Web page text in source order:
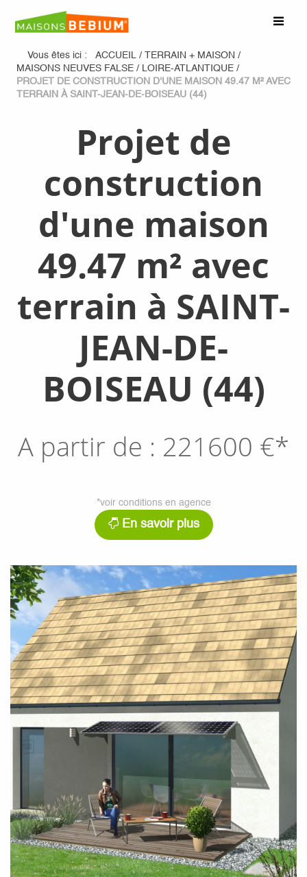
Vous êtes ici : ACCUEIL / TERRAIN + MAISON /
MAISONS NEUVES FALSE / LOIRE-ATLANTIQUE /
PROJET DE CONSTRUCTION D'UNE MAISON 49.47 M² AVEC
TERRAIN À SAINT-JEAN-DE-BOISEAU (44)
Projet de
construction
d'une maison
49.47 m² avec
terrain à SAINT-
JEAN-DE-
BOISEAU (44)
A partir de : 221600 €*
*voir conditions en agence
En savoir plus